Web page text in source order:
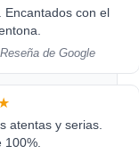
Encantados con el
Reseña de Google
atentas y serias.
100%.